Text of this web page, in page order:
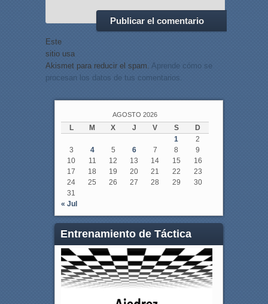
Este
sitio usa
Akismet para reducir el spam. Aprende cómo se
procesan los datos de tus comentarios.
AGOSTO 2026
L M X J V S
D
1
2
3
4 5 6 7 8
9
10
11 12 13 14 15
16
17
18 19 20 21 22
23
24
25 26 27 28 29
30
31
« Jul
Entrenamiento de Táctica